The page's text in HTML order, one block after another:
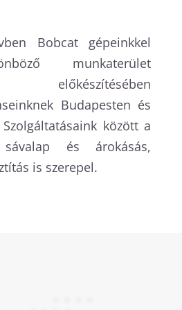
Bobcat gépeinkkel
munkaterület
előkészítésében
Budapesten és
között a
sávalap és árokásás,
is szerepel.